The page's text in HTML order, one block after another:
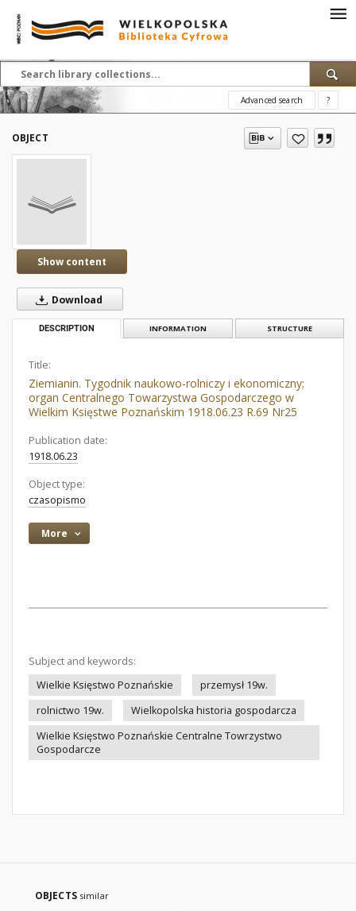
Advanced search ?
OBJECT
Show content
Download
DESCRIPTION INFORMATION STRUCTURE
Title:
Ziemianin. Tygodnik naukowo-rolniczy i ekonomiczny;
organ Centralnego Towarzystwa Gospodarczego w
Wielkim Księstwe Poznańskim 1918.06.23 R.69 Nr25
Publication date:
1918.06.23
Object type:
czasopismo
More
Subject and keywords:
Wielkie Księstwo Poznańskie
przemysł 19w.
rolnictwo 19w.
Wielkopolska historia gospodarcza
Wielkie Księstwo Poznańskie Centralne Towrzystwo
Gospodarcze
OBJECTS similar